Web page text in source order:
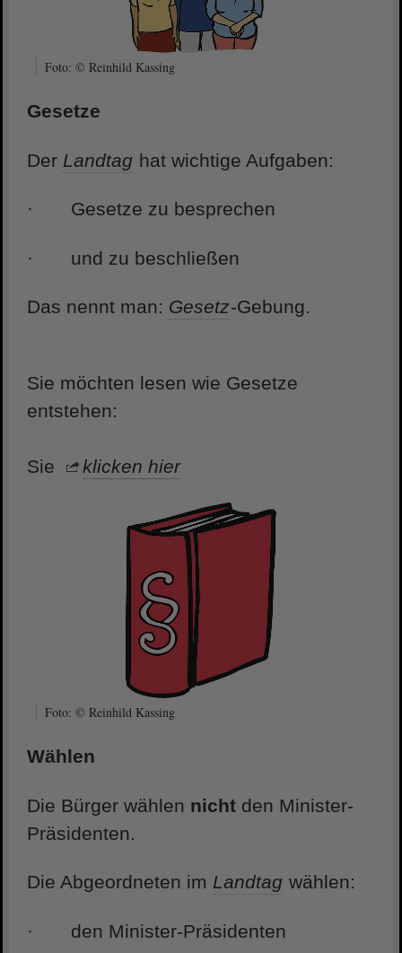
Foto: © Reinhild Kassing
Gesetze
Der Landtag hat wichtige Aufgaben:
· Gesetze zu besprechen
· und zu beschließen
Das nennt man: Gesetz-Gebung.
Sie möchten lesen wie Gesetze
entstehen:
Sie klicken hier
Foto: © Reinhild Kassing
Wählen
Die Bürger wählen nicht den Minister-
Präsidenten.
Die Abgeordneten im Landtag wählen:
· den Minister-Präsidenten